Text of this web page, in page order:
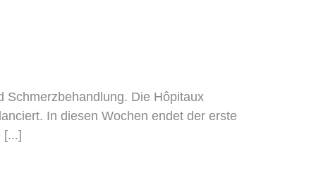
Schmerzbehandlung. Die Hôpitaux
In diesen Wochen endet der erste
[...]